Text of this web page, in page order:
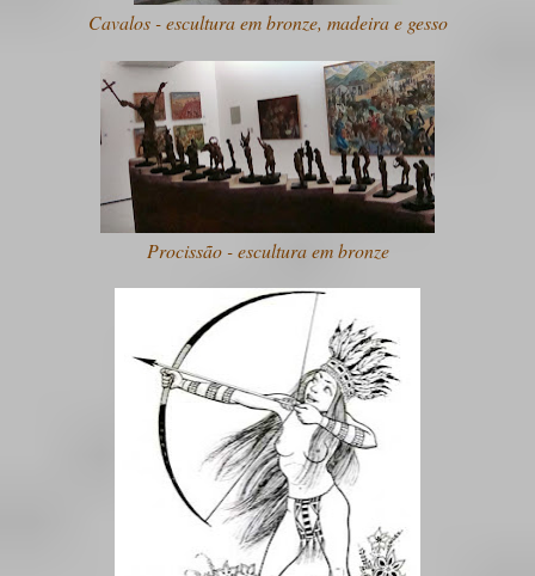
Cavalos - escultura em bronze, madeira e gesso
Procissão - escultura em bronze